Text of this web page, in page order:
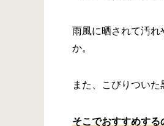
雨風に晒されて汚れ
か。
また、こびりつい
そこでおすすめする